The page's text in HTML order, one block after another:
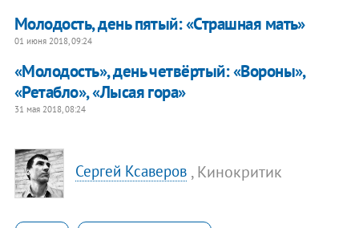
Молодость, день пятый: «Страшная мать»
01 июня 2018, 09:24
«Молодость», день четвёртый: «Вороны»,
«Ретабло», «Лысая гора»
31 мая 2018, 08:24
Сергей Ксаверов , Кинокритик